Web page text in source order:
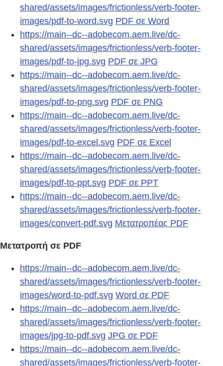
shared/assets/images/frictionless/verb-footer-
images/pdf-to-word.svg PDF σε Word
https://main--dc--adobecom.aem.live/dc-
shared/assets/images/frictionless/verb-footer-
images/pdf-to-jpg.svg PDF σε JPG
https://main--dc--adobecom.aem.live/dc-
shared/assets/images/frictionless/verb-footer-
images/pdf-to-png.svg PDF σε PNG
https://main--dc--adobecom.aem.live/dc-
shared/assets/images/frictionless/verb-footer-
images/pdf-to-excel.svg PDF σε Excel
https://main--dc--adobecom.aem.live/dc-
shared/assets/images/frictionless/verb-footer-
images/pdf-to-ppt.svg PDF σε PPT
https://main--dc--adobecom.aem.live/dc-
shared/assets/images/frictionless/verb-footer-
images/convert-pdf.svg Μετατροπέας PDF
Μετατροπή σε PDF
https://main--dc--adobecom.aem.live/dc-
shared/assets/images/frictionless/verb-footer-
images/word-to-pdf.svg Word σε PDF
https://main--dc--adobecom.aem.live/dc-
shared/assets/images/frictionless/verb-footer-
images/jpg-to-pdf.svg JPG σε PDF
https://main--dc--adobecom.aem.live/dc-
shared/assets/images/frictionless/verb-footer-